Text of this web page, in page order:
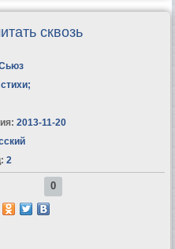
сквозь
;
2013-11-20
2
0